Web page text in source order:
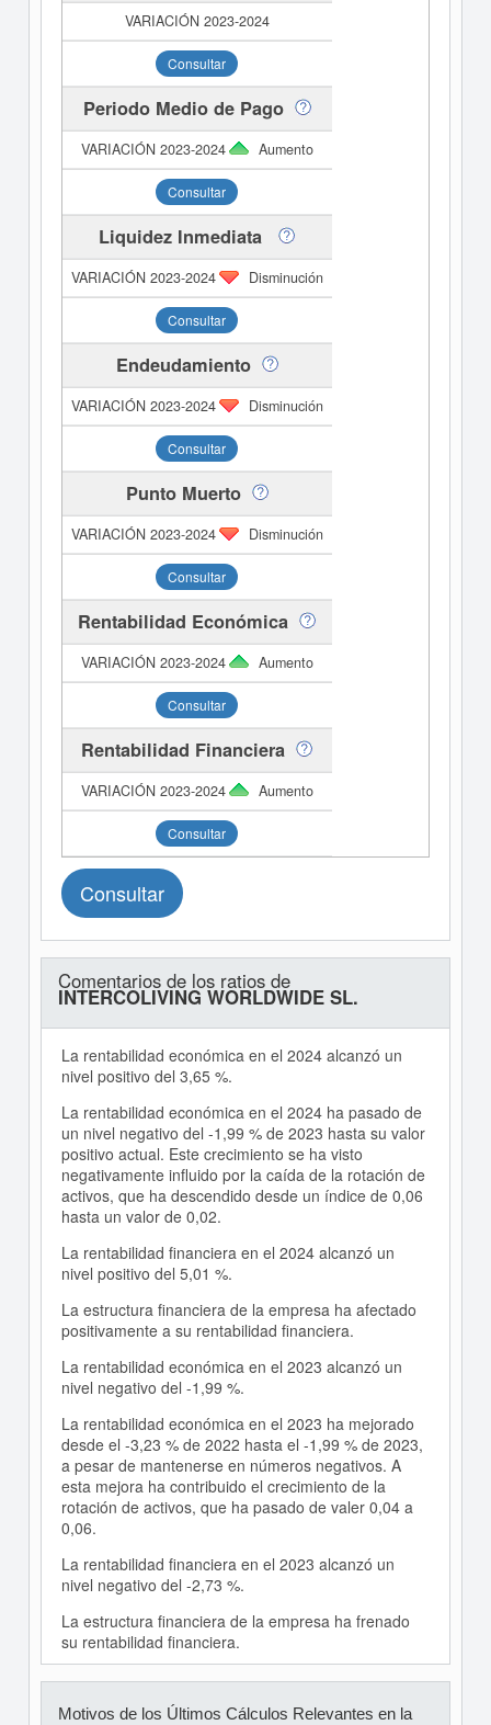
Consultar
Periodo Medio de Pago
Aumento
Consultar
Liquidez Inmediata
Disminución
Consultar
Endeudamiento
Disminución
Consultar
Punto Muerto
Disminución
Consultar
Rentabilidad Económica
Aumento
Consultar
Rentabilidad Financiera
Aumento
Consultar
Consultar
Comentarios de los ratios de
INTERCOLIVING WORLDWIDE SL.
La rentabilidad económica en el 2024 alcanzó un
nivel positivo del 3,65 %.
La rentabilidad económica en el 2024 ha pasado de
un nivel negativo del -1,99 % de 2023 hasta su valor
positivo actual. Este crecimiento se ha visto
negativamente influido por la caída de la rotación de
activos, que ha descendido desde un índice de 0,06
hasta un valor de 0,02.
La rentabilidad financiera en el 2024 alcanzó un
nivel positivo del 5,01 %.
La estructura financiera de la empresa ha afectado
positivamente a su rentabilidad financiera.
La rentabilidad económica en el 2023 alcanzó un
nivel negativo del -1,99 %.
La rentabilidad económica en el 2023 ha mejorado
desde el -3,23 % de 2022 hasta el -1,99 % de 2023,
a pesar de mantenerse en números negativos. A
esta mejora ha contribuido el crecimiento de la
rotación de activos, que ha pasado de valer 0,04 a
0,06.
La rentabilidad financiera en el 2023 alcanzó un
nivel negativo del -2,73 %.
La estructura financiera de la empresa ha frenado
su rentabilidad financiera.
Motivos de los Últimos Cálculos Relevantes en la